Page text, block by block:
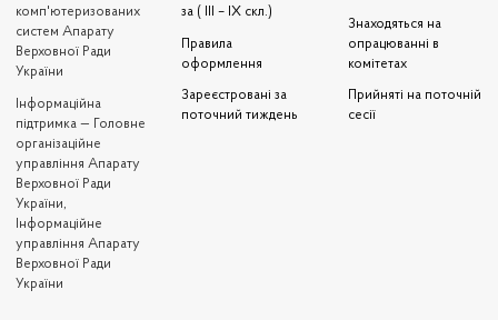
комп'ютеризованих
систем Апарату
Верховної Ради
України
Iнформаційна
підтримка — Головне
організаційне
управління Апарату
Верховної Ради
України,
Інформаційне
управління Апарату
Верховної Ради
України
за ( III – IX скл.)
Правила
оформлення
Зареєстровані за
поточний тиждень
Знаходяться на
опрацюванні в
комітетах
Прийняті на поточній
сесії